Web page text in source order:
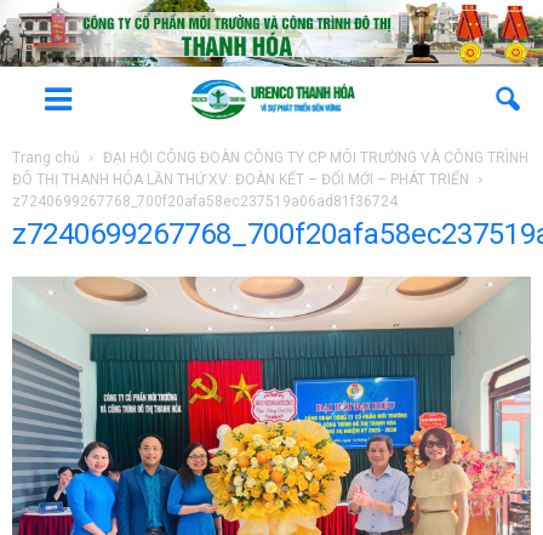
Trang chủ
ĐẠI HỘI CÔNG ĐOÀN CÔNG TY CP MÔI TRƯỜNG VÀ CÔNG TRÌNH
ĐÔ THỊ THANH HÓA LẦN THỨ XV: ĐOÀN KẾT – ĐỔI MỚI – PHÁT TRIỂN
z7240699267768_700f20afa58ec237519a06ad81f36724